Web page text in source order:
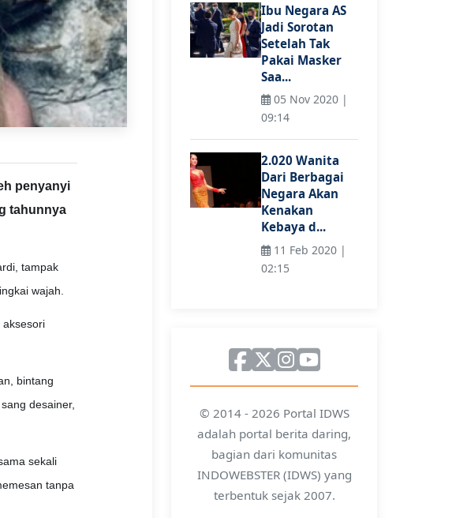
penyanyi
tahunnya
tampak
wajah.
aksesori
bintang
desainer,
sekali
tanpa
Ibu Negara AS
Jadi Sorotan
Setelah Tak
Pakai Masker
Saa...
05 Nov 2020 |
09:14
2.020 Wanita
Dari Berbagai
Negara Akan
Kenakan
Kebaya d...
11 Feb 2020 |
02:15
© 2014 - 2026 Portal IDWS
adalah portal berita daring,
bagian dari komunitas
INDOWEBSTER (IDWS) yang
terbentuk sejak 2007.